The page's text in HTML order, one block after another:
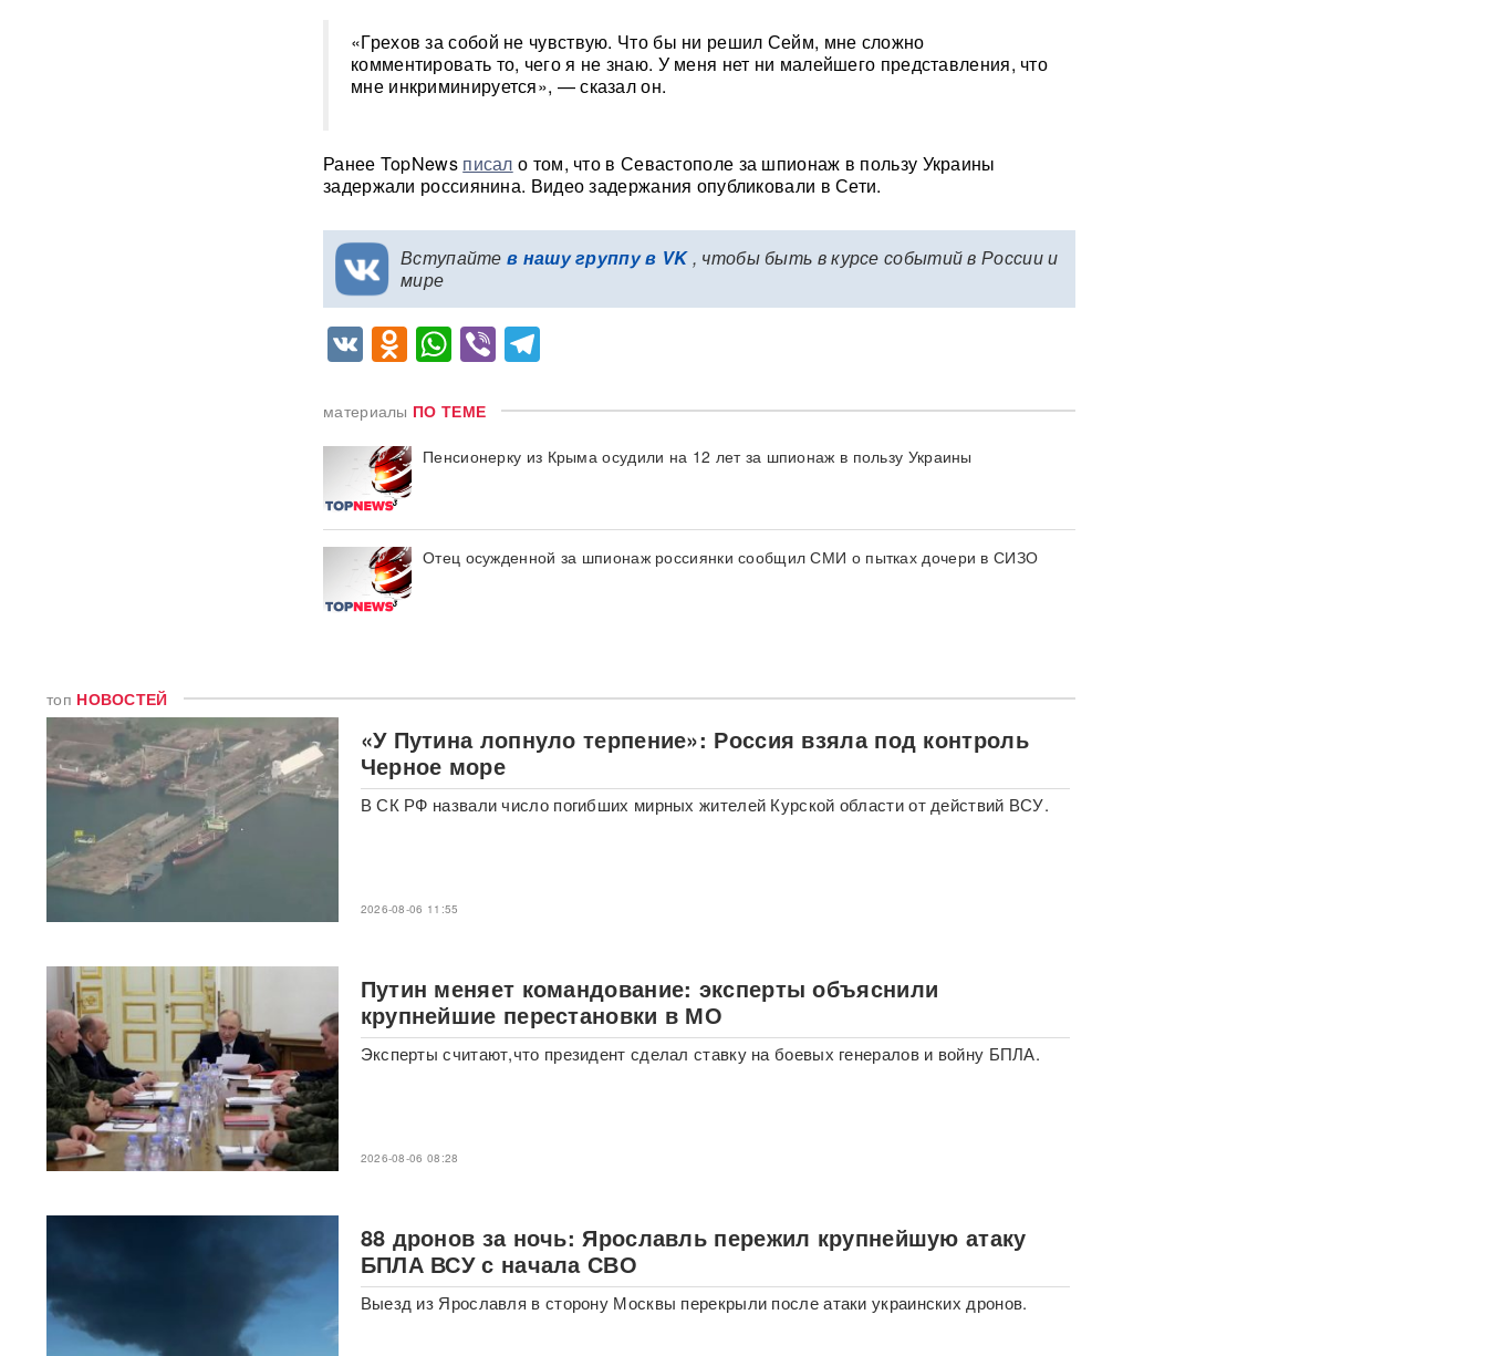
«Начнутся серьезные
проблемы»: эксперт раскрыл,
когда ослабнут атаки БПЛА
ВСУ
Под Екатеринбургом
взорвали Mercedes главы
«Уралдронзавода»
ВИДЕО)
кадры имитации нанесения
ядерного авиаудара ВИДЕО
В Москве пенсионерка -
жертва «схемы Долиной»
подожгла себя на глазах у
приставовВИДЕО
«Горит дело всей моей
жизни»: ВС РФ ударили по
Броварах после атаки на
Над Тульской областью
сбили более 100 БПЛА: горит
склад Wildberries в Алексине
«Грехов за собой не чувствую. Что бы ни решил Сейм, мне сложно
комментировать то, чего я не знаю. У меня нет ни малейшего представления, что
мне инкриминируется», — сказал он.
Ранее TopNews писал о том, что в Севастополе за шпионаж в пользу Украины
задержали россиянина. Видео задержания опубликовали в Сети.
Вступайте в нашу группу в VK, чтобы быть в курсе событий в России и
мире
VKOdnoklassniki
WhatsApp
Viber
материалы ПО ТЕМЕ
Пенсионерку из Крыма осудили на 12 лет за шпионаж в пользу Украины
Отец осужденной за шпионаж россиянки сообщил СМИ о пытках дочери в СИЗО
топ НОВОСТЕЙ
«У Путина лопнуло терпение»: Россия взяла под контроль
Черное море
В СК РФ назвали число погибших мирных жителей Курской области от действий ВСУ.
2026-08-06 11:55
Путин меняет командование: эксперты объяснили
крупнейшие перестановки в МО
Эксперты считают,что президент сделал ставку на боевых генералов и войну БПЛА.
2026-08-06 08:28
88 дронов за ночь: Ярославль пережил крупнейшую атаку
БПЛА ВСУ с начала СВО
Выезд из Ярославля в сторону Москвы перекрыли после атаки украинских дронов.